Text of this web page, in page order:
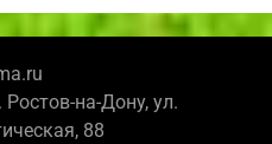
Ростов-на-Дону, ул.
88